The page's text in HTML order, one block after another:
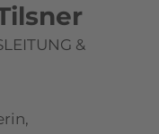
&